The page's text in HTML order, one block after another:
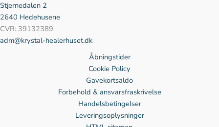
Stjernedalen 2
2640 Hedehusene
CVR: 39132389
adm@krystal-healerhuset.dk
Åbningstider
Cookie Policy
Gavekortsaldo
Forbehold & ansvarsfraskrivelse
Handelsbetingelser
Leveringsoplysninger